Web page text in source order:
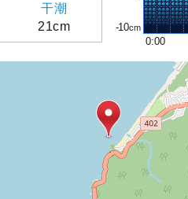
干潮
21cm
-10
0:00